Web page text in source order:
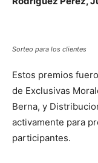
Sorteo para los clientes
Estos premios
de Exclusivas
Berna, y
activamente para
participantes.